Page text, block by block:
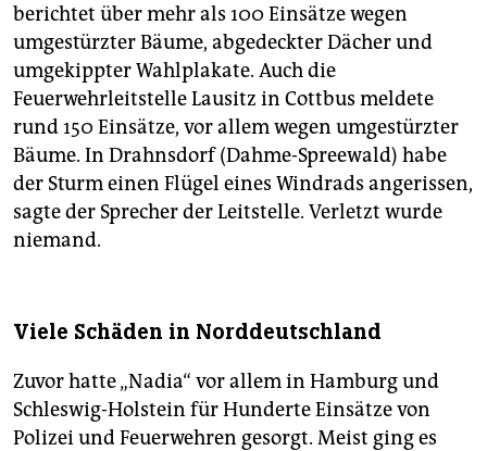
berichtet über mehr als 100 Einsätze wegen
umgestürzter Bäume, abgedeckter Dächer und
umgekippter Wahlplakate. Auch die
Feuerwehrleitstelle Lausitz in Cottbus meldete
rund 150 Einsätze, vor allem wegen umgestürzter
Bäume. In Drahnsdorf (Dahme-Spreewald) habe
der Sturm einen Flügel eines Windrads angerissen,
sagte der Sprecher der Leitstelle. Verletzt wurde
niemand.
Viele Schäden in Norddeutschland
Zuvor hatte „Nadia“ vor allem in Hamburg und
Schleswig-Holstein für Hunderte Einsätze von
Polizei und Feuerwehren gesorgt. Meist ging es